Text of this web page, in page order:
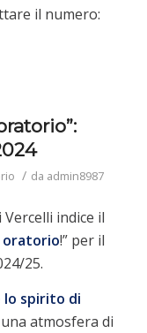
il numero:
/ da admin8987
indice il
oratorio!” per il
25.
lo spirito di
atmosfera di